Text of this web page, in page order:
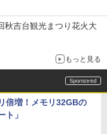
秋吉台観光まつり花火大
もっと見る
倍増！メモリ32GBの
ト」